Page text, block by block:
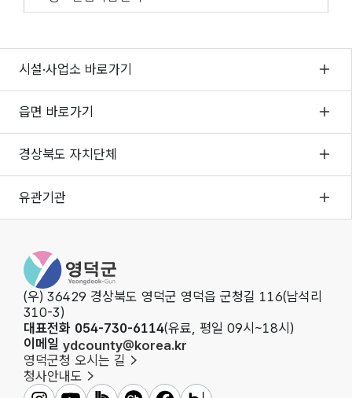
시설·사업소 바로가기
읍면 바로가기
경상북도 자치단체
유관기관
영덕군청
(우) 36429 경상북도 영덕군 영덕읍 군청길 116(남석리
310-3)
대표전화 054-730-6114(유료, 평일 09시~18시)
이메일 ydcounty@korea.kr
영덕군청 오시는 길
청사안내도